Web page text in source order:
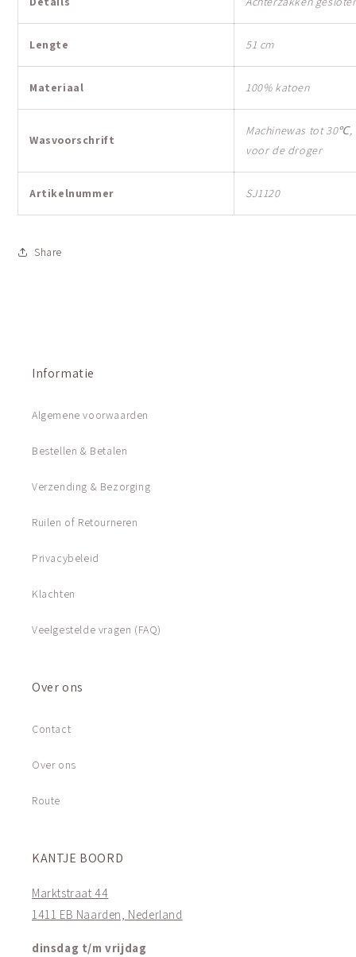
Lengte 51 cm
Materiaal 100% katoen
Wasvoorschrift
Machinewas tot 30℃,
voor de droger
Artikelnummer SJ1120
Share
Informatie
Algemene voorwaarden
Bestellen & Betalen
Verzending & Bezorging
Ruilen of Retourneren
Privacybeleid
Klachten
Veelgestelde vragen (FAQ)
Over ons
Contact
Over ons
Route
KANTJE BOORD
Marktstraat 44
1411 EB Naarden, Nederland
dinsdag t/m vrijdag